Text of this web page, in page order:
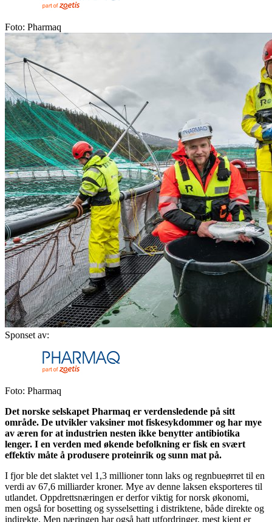
Foto: Pharmaq
Sponset av:
Foto: Pharmaq
Det norske selskapet Pharmaq er verdensledende på sitt
område. De utvikler vaksiner mot fiskesykdommer og har mye
av æren for at industrien nesten ikke benytter antibiotika
lenger. I en verden med økende befolkning er fisk en svært
effektiv måte å produsere proteinrik og sunn mat på.
I fjor ble det slaktet vel 1,3 millioner tonn laks og regnbueørret til en
verdi av 67,6 milliarder kroner. Mye av denne laksen eksporteres til
utlandet. Oppdrettsnæringen er derfor viktig for norsk økonomi,
men også for bosetting og sysselsetting i distriktene, både direkte og
indirekte. Men næringen har også hatt utfordringer, mest kjent er